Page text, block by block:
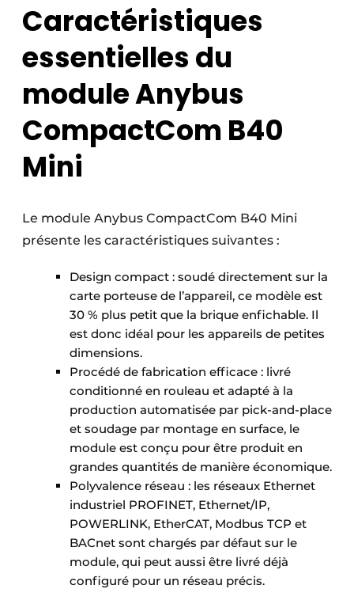
Caractéristiques
essentielles du
module Anybus
CompactCom B40
Mini
Le module Anybus CompactCom B40 Mini
présente les caractéristiques suivantes :
Design compact : soudé directement sur la
carte porteuse de l’appareil, ce modèle est
30 % plus petit que la brique enfichable. Il
est donc idéal pour les appareils de petites
dimensions.
Procédé de fabrication efficace : livré
conditionné en rouleau et adapté à la
production automatisée par pick-and-place
et soudage par montage en surface, le
module est conçu pour être produit en
grandes quantités de manière économique.
Polyvalence réseau : les réseaux Ethernet
industriel PROFINET, Ethernet/IP,
POWERLINK, EtherCAT, Modbus TCP et
BACnet sont chargés par défaut sur le
module, qui peut aussi être livré déjà
configuré pour un réseau précis.